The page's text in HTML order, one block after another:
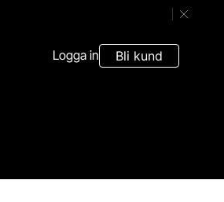
Stäng
Logga in Bli kund